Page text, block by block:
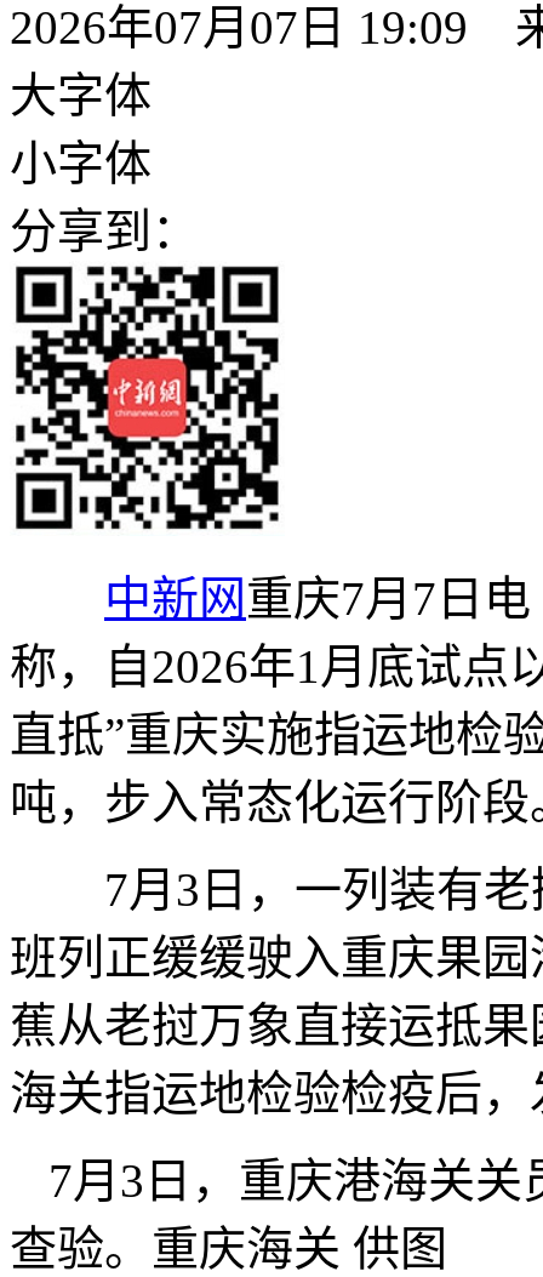
2026年07月07日 19:09
大字体
小字体
分享到：
中新网重庆7月7日
称，自2026年1月底试点
直抵”重庆实施指运地检
吨，步入常态化运行阶段
7月3日，一列装有老
班列正缓缓驶入重庆果
蕉从老挝万象直接运抵
海关指运地检验检疫后
7月3日，重庆港海关
查验。重庆海关 供图